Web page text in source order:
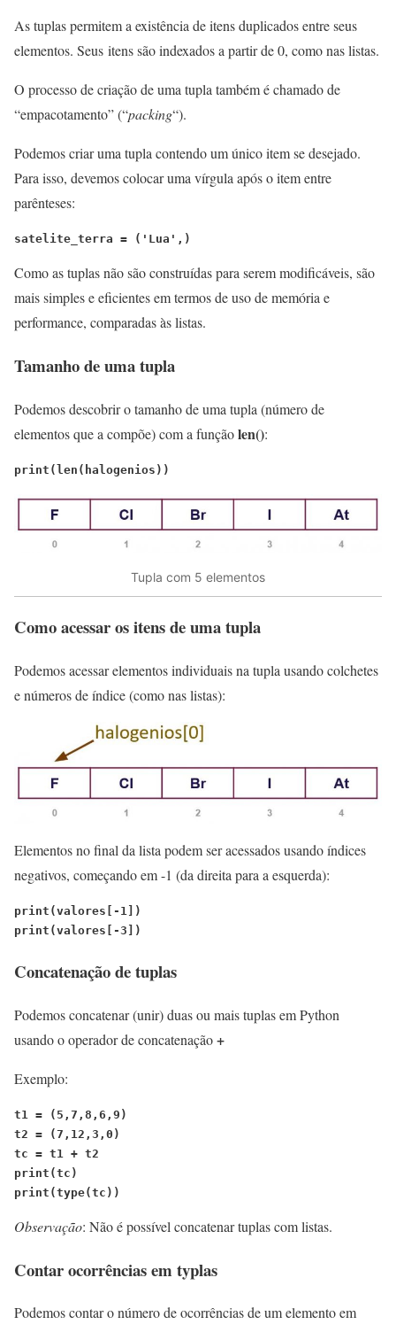
As tuplas permitem a existência de itens duplicados entre seus
elementos. Seus itens são indexados a partir de 0, como nas listas.
O processo de criação de uma tupla também é chamado de
“empacotamento” (“packing“).
Podemos criar uma tupla contendo um único item se desejado.
Para isso, devemos colocar uma vírgula após o item entre
parênteses:
satelite_terra = ('Lua',)
Como as tuplas não são construídas para serem modificáveis, são
mais simples e eficientes em termos de uso de memória e
performance, comparadas às listas.
Tamanho de uma tupla
Podemos descobrir o tamanho de uma tupla (número de
elementos que a compõe) com a funçãolen():
print(len(halogenios))
Tupla com 5 elementos
Como acessar os itens de uma tupla
Podemos acessar elementos individuais na tupla usando colchetes
e números de índice (como nas listas):
Elementos no final da lista podem ser acessados usando índices
negativos, começando em -1 (da direita para a esquerda):
print(valores[-1])
print(valores[-3])
Concatenação de tuplas
Podemos concatenar (unir) duas ou mais tuplas em Python
usando o operador de concatenação+
Exemplo:
t1 = (5,7,8,6,9)
t2 = (7,12,3,0)
tc = t1 + t2
print(tc)
print(type(tc))
Observação: Não é possível concatenar tuplas com listas.
Contar ocorrências em typlas
Podemos contar o número de ocorrências de um elemento em